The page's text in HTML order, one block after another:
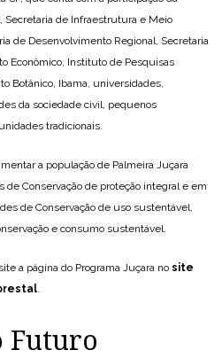
Secretaria de Infraestrutura e Meio
de Desenvolvimento Regional, Secretaria
Econômico, Instituto de Pesquisas
Botânico, Ibama, universidades,
da sociedade civil, pequenos
tradicionais.
a população de Palmeira Juçara
de Conservação de proteção integral e em
de Conservação de uso sustentável,
e consumo sustentável.
a página do Programa Juçara no site
.
Futuro